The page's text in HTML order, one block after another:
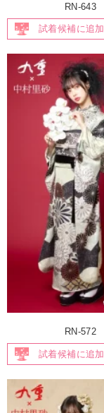
RN-643
試着候補に追加
RN-572
試着候補に追加